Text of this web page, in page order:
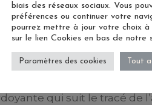
frais. Ouvert tous les
locaux et déguster de
qui suit le tracé de
biais des réseaux sociaux. Vous
préférences ou continuer votre
pourrez mettre à jour votre choix
sur le lien Cookies en bas de notre
Paramètres des cookies Tout